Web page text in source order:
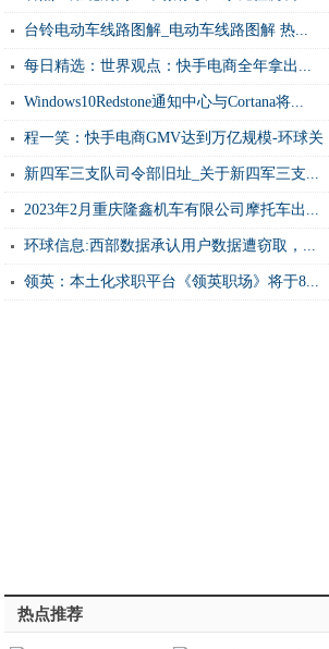
台铃电动车线路图解_电动车线路图解 热...
每日精选：世界观点：快手电商全年拿出...
Windows10Redstone通知中心与Cortana将...
程一笑：快手电商GMV达到万亿规模-环球关
注 新四军三支队司令部旧址_关于新四军三支...
2023年2月重庆隆鑫机车有限公司摩托车出...
环球信息:西部数据承认用户数据遭窃取，...
领英：本土化求职平台《领英职场》将于8...
热点推荐